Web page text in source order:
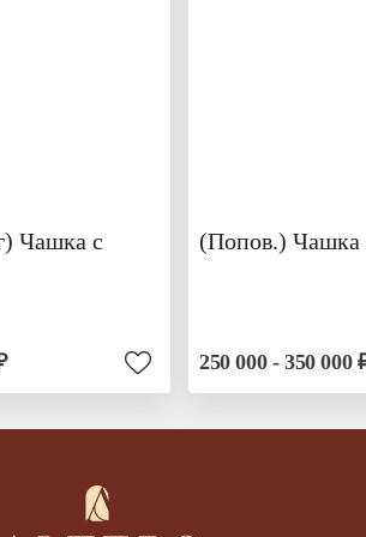
Чашка с
(Попов.) Чашка
250 000 - 350 000